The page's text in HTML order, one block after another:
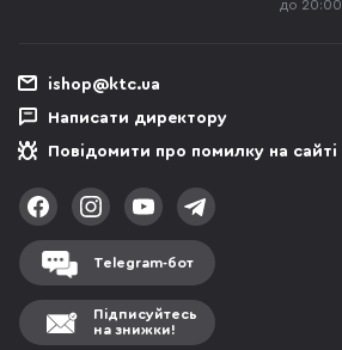
до 20:00
ishop@ktc.ua
Написати директору
Повідомити про помилку на сайті
Telegram-бот
Підписуйтесь
на знижки!